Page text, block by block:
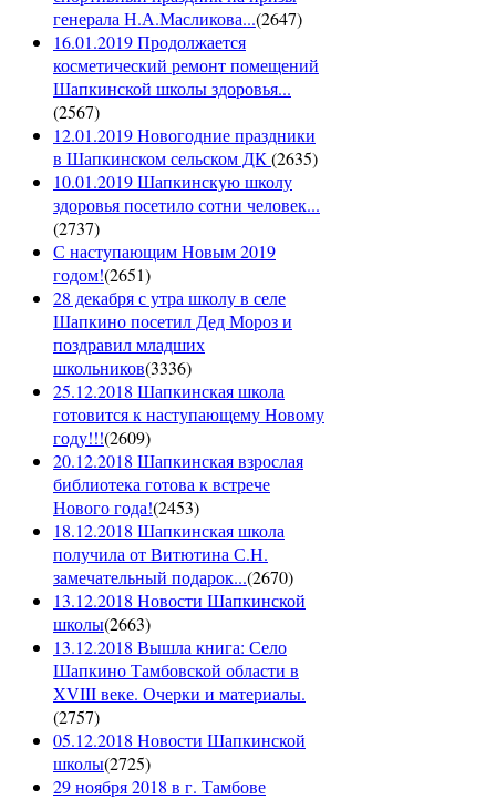
генерала Н.А.Масликова...(2647)
16.01.2019 Продолжается
косметический ремонт помещений
Шапкинской школы здоровья...
(2567)
12.01.2019 Новогодние праздники
в Шапкинском сельском ДК(2635)
10.01.2019 Шапкинскую школу
здоровья посетило сотни человек...
(2737)
С наступающим Новым 2019
годом!(2651)
28 декабря с утра школу в селе
Шапкино посетил Дед Мороз и
поздравил младших
школьников(3336)
25.12.2018 Шапкинская школа
готовится к наступающему Новому
году!!!(2609)
20.12.2018 Шапкинская взрослая
библиотека готова к встрече
Нового года!(2453)
18.12.2018 Шапкинская школа
получила от Витютина С.Н.
замечательный подарок...(2670)
13.12.2018 Новости Шапкинской
школы(2663)
13.12.2018 Вышла книга: Село
Шапкино Тамбовской области в
XVIII веке. Очерки и материалы.
(2757)
05.12.2018 Новости Шапкинской
школы(2725)
29 ноября 2018 в г. Тамбове